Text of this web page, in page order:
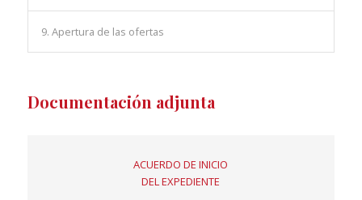
9. Apertura de las ofertas
Documentación adjunta
ACUERDO DE INICIO
DEL EXPEDIENTE